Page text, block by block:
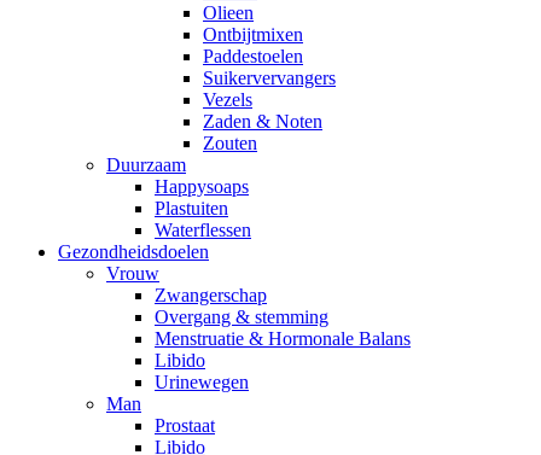
Olieen
Ontbijtmixen
Paddestoelen
Suikervervangers
Vezels
Zaden & Noten
Zouten
Duurzaam
Happysoaps
Plastuiten
Waterflessen
Gezondheidsdoelen
Vrouw
Zwangerschap
Overgang & stemming
Menstruatie & Hormonale Balans
Libido
Urinewegen
Man
Prostaat
Libido